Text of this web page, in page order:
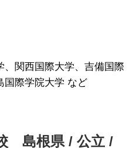
、関西国際大学、吉備国際
国際学院大学 など
島根県 / 公立 /